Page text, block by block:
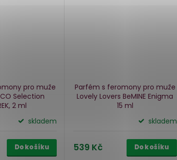
pro muže
Selection
2 ml
skladem
Do košíku
Parfém s feromony pro muže
Lovely Lovers BeMINE Enigma
15 ml
skladem
539 Kč Do košíku